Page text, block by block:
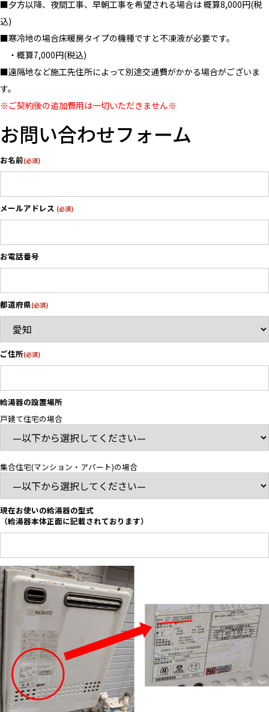
■夕方以降、夜間工事、早朝工事を希望される場合は 概算8,000円(税
込)
■寒冷地の場合床暖房タイプの機種ですと不凍液が必要です。
・概算7,000円(税込)
■遠隔地など施工先住所によって別途交通費がかかる場合がございま
す。
※ご契約後の追加費用は一切いただきません※
お問い合わせフォーム
お名前(必須)
メールアドレス (必須)
お電話番号
都道府県(必須)
ご住所(必須)
給湯器の設置場所
戸建て住宅の場合
集合住宅(マンション・アパート)の場合
現在お使いの給湯器の型式
（給湯器本体正面に記載されております）